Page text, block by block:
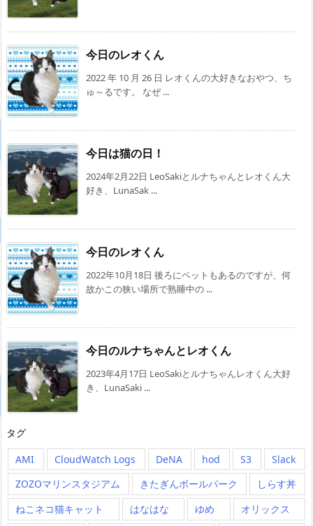
今日のレオくん
2022 年 10 月 26 日 レオくんの大好きなおやつ、ち
ゅ～るです。 なぜ ...
今日は猫の日！
2024年2月22日 LeoSakiとルナちゃんとレオくん大
好き、LunaSak ...
今日のレオくん
2022年10月18日 後ろにベットもあるのですが、何
故かこの狭い場所で熟睡中の ...
今日のルナちゃんとレオくん
2023年4月17日 LeoSakiとルナちゃんレオくん大好
き、LunaSaki ...
タグ
AMI
CloudWatch Logs DeNA hod S3
Slack
ZOZOマリンスタジアム
きたぎんボールパーク
しらす丼
ねこネコ猫キャット
はなはな ゆめ
オリックス